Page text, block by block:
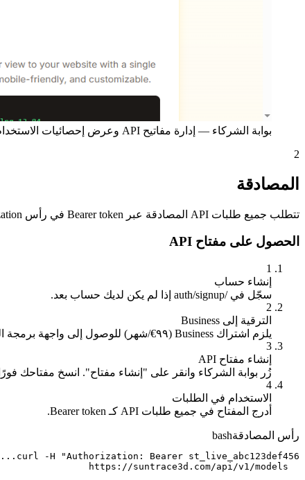
بوابة الشركاء — إدارة مفاتيح API وعرض إحصائيات الاستخدام والحصول على كود التضمين
2
المصادقة
تتطلب جميع طلبات API المصادقة عبر Bearer token في رأس Authorization. تتم إدارة مفاتيح API من خلال بوابة الشركاء.
الحصول على مفتاح API
1
إنشاء حساب
سجّل في /auth/signup إذا لم يكن لديك حساب بعد.
2
الترقية إلى Business
يلزم اشتراك Business (٩٩€/شهر) للوصول إلى واجهة برمجة التطبيقات. قم بالترقية من إعدادات حسابك أو صفحة الأسعار.
3
إنشاء مفتاح API
زُر بوابة الشركاء وانقر على "إنشاء مفتاح". انسخ مفتاحك
4
الاستخدام في الطلبات
أدرج المفتاح في جميع طلبات API كـ Bearer token.
رأس المصادقةbash